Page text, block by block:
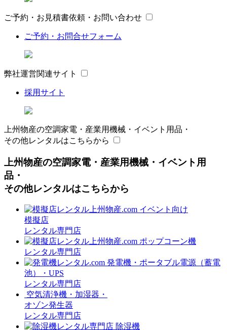
ご予約・お見積書依頼・お問い合わせ
ご予約・お問合せフォーム
弊社運営関連サイト
採用サイト
上州物産の空調家電・産業用機械・イベント用品・
その他レンタルはこちらから
上州物産の空調家電・産業用機械・イベント用
品・
その他レンタルはこちらから
イベント向け
模擬店
レンタル専門店
ポップコーン機
レンタル専門店
発電機・ポータブル電源（蓄電
池）・UPS
レンタル専門店
空気清浄機・加湿器・
オゾン発生器
レンタル専門店
除湿機